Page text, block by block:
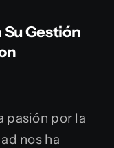
Gestión
pasión por la
nos ha